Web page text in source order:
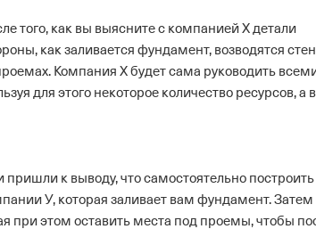
того, как вы выясните с компанией Х детали
как заливается фундамент, возводятся
Компания Х будет сама руководить
для этого некоторое количество ресурсов, а
к выводу, что самостоятельно
У, которая заливает вам фундамент.
при этом оставить места под проемы, чтобы